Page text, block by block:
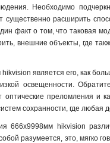
Необходимо
расширить
факт о том, что таковая
внешние объекты, где
является его, как
освещенности.
оптические преломления и
сохранности, где любая
666х9998мм hikvision
разумеется, это, мягко